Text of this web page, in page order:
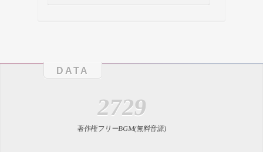
DATA
2729
著作権フリーBGM(無料音源)